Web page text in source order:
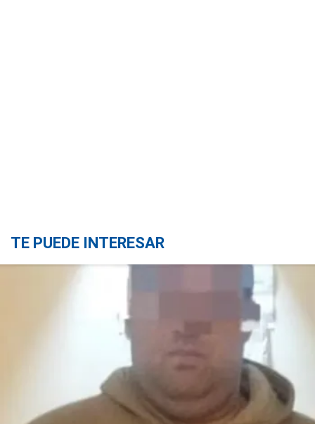
TE PUEDE INTERESAR